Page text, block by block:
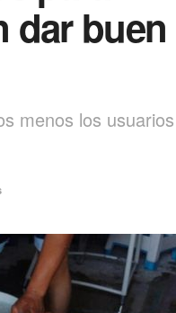
dar buen
menos los